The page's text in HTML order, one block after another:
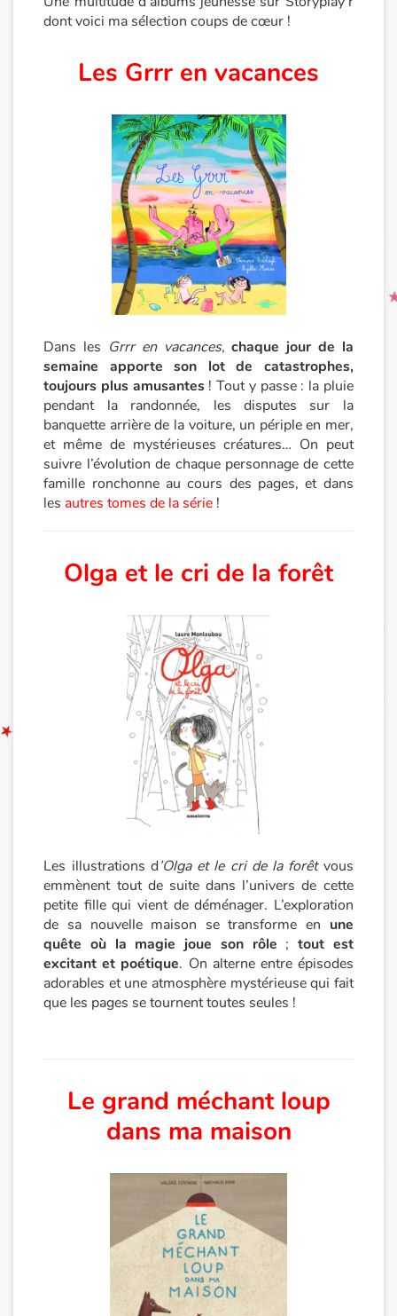
Ogres, monstres et sorcières
Héroïnes et héros
Écologie, nature, saisons
Voyage, épopée, enquête, aventure
Autour du monde
Apprentissage
Art, espace, activité
Documentaires
En famille
Émotions et sentiments
Formats et illustrations
Catalogue anglais
Contraste +
Aide
Accueil
dont voici ma sélection coups de cœur !
Les Grrr en vacances
Dans les Grrr en vacances,chaque jour de la
semaine apporte son lot de catastrophes,
toujours plus amusantes! Tout y passe : la pluie
pendant la randonnée, les disputes sur la
banquette arrière de la voiture, un périple en mer,
et même de mystérieuses créatures… On peut
suivre l’évolution de chaque personnage de cette
famille ronchonne au cours des pages, et dans
les autres tomes de la série !
Olga et le cri de la forêt
Les illustrations d’Olga et le cri de la forêtvous
emmènent tout de suite dans l’univers de cette
petite fille qui vient de déménager. L’exploration
de sa nouvelle maison se transforme en une
quête où la magie joue son rôle ; tout est
excitant et poétique. On alterne entre épisodes
adorables et une atmosphère mystérieuse qui fait
que les pages se tournent toutes seules !
Le grand méchant loup
dans ma maison